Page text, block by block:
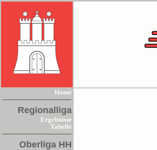
Home
Regionalliga
Ergebnisse
Tabelle
Oberliga HH